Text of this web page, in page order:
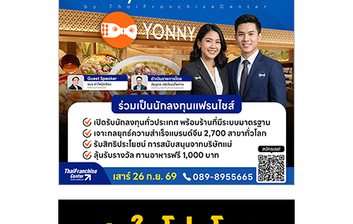
ไชส์
ขาย
หน้า
บ้าน
ลงทุน